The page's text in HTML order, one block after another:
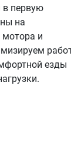
первую
на
мотора и
езды